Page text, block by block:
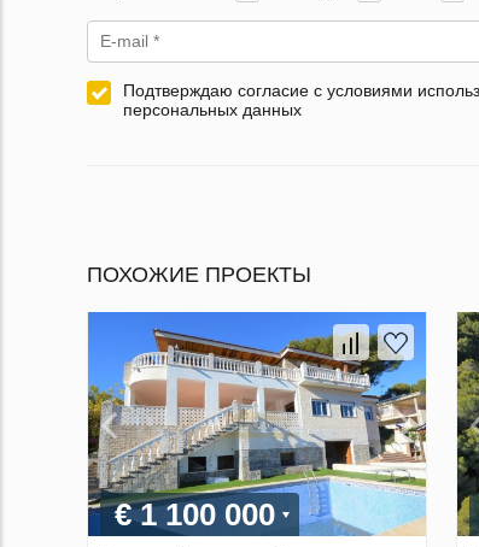
Подтверждаю согласие с условиями
персональных данных
ПОХОЖИЕ ПРОЕКТЫ
€ 1 100 000